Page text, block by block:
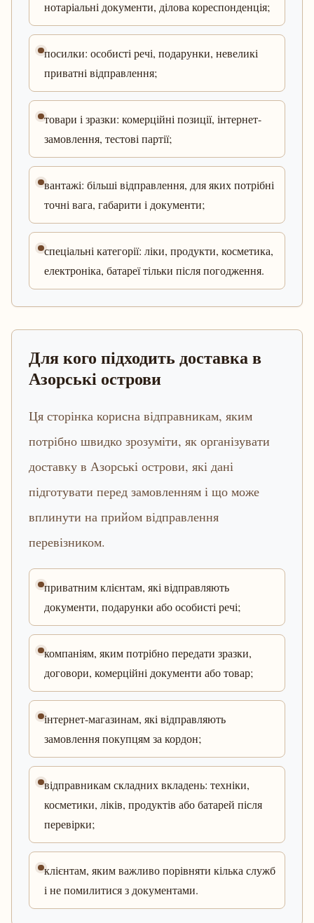
нотаріальні документи, ділова кореспонденція;
посилки: особисті речі, подарунки, невеликі
приватні відправлення;
товари і зразки: комерційні позиції, інтернет-
замовлення, тестові партії;
вантажі: більші відправлення, для яких потрібні
точні вага, габарити і документи;
спеціальні категорії: ліки, продукти, косметика,
електроніка, батареї тільки після погодження.
Для кого підходить доставка в
Азорські острови
Ця сторінка корисна відправникам, яким
потрібно швидко зрозуміти, як організувати
доставку в Азорські острови, які дані
підготувати перед замовленням і що може
вплинути на прийом відправлення
перевізником.
приватним клієнтам, які відправляють
документи, подарунки або особисті речі;
компаніям, яким потрібно передати зразки,
договори, комерційні документи або товар;
інтернет-магазинам, які відправляють
замовлення покупцям за кордон;
відправникам складних вкладень: техніки,
косметики, ліків, продуктів або батарей після
перевірки;
клієнтам, яким важливо порівняти кілька служб
і не помилитися з документами.